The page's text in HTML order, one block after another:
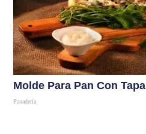
Molde Para Pan Con Tapa
Panadería